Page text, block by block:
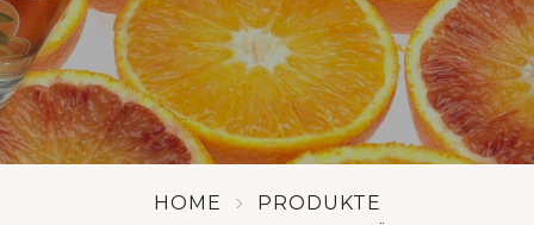
HOME
PRODUKTE